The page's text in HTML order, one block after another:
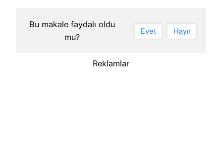
Bu makale faydalı oldu
mu?
Evet Hayır
Reklamlar